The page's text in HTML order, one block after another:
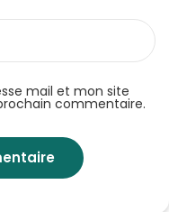
mail et mon site
commentaire.